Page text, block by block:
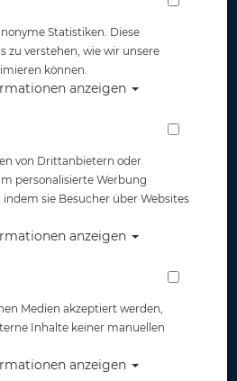
Statistiken. Diese
zu verstehen, wie wir unsere
können.
anzeigen
von Drittanbietern oder
personalisierte Werbung
indem sie Besucher über Websites
anzeigen
Medien akzeptiert werden,
Inhalte keiner manuellen
anzeigen